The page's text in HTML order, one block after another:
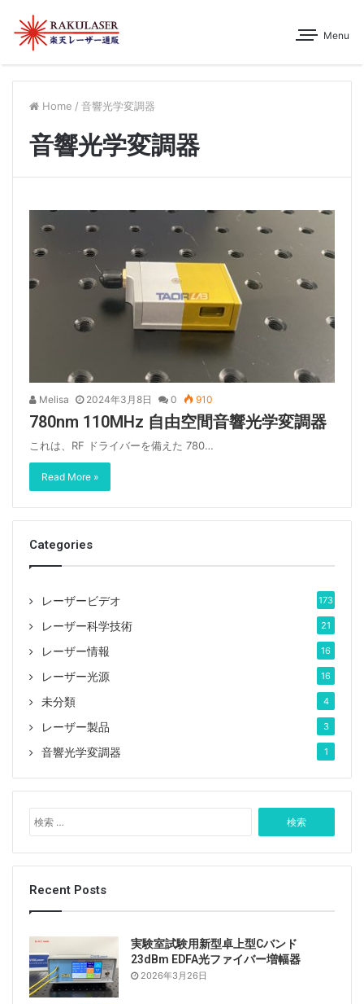
Menu
Home / 音響光学変調器
音響光学変調器
Melisa 2024年3月8日 0 910
780nm 110MHz 自由空間音響光学変調器
これは、RF ドライバーを備えた 780…
Read More »
Categories
レーザービデオ 173
レーザー科学技術 21
レーザー情報 16
レーザー光源 16
未分類 4
レーザー製品 3
音響光学変調器 1
索
:
Recent Posts
実験室試験用新型卓上型Cバンド
23dBm EDFA光ファイバー増幅器
2026年3月26日